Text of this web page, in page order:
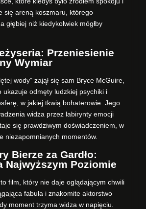
się areną koszmaru, którego
głębiej niż kiedykolwiek mógłby
Przeniesienie
Wymiar
wody” zajął się sam Bryce McGuire,
ukazuje odmęty ludzkiej psychiki i
w jakiej tkwią bohaterowie. Jego
widza przez labirynty emocji
się prawdziwym doświadczeniem, w
niezapomnianych momentów.
Bierze za Gardło:
Najwyższym Poziomie
to film, który nie daje oglądającym chwili
fabuła i znakomite aktorstwo
moment trzyma widza w napięciu.